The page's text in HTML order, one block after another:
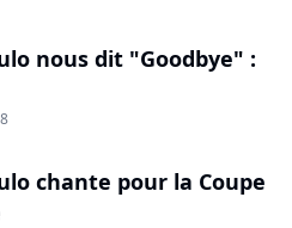
nous dit "Goodbye" :
chante pour la Coupe